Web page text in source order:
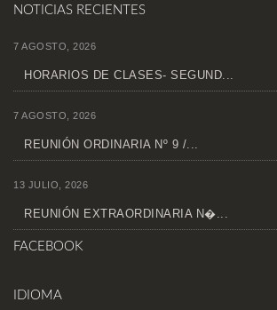
NOTICIAS RECIENTES
7 AGOSTO, 2026
HORARIOS DE CLASES- SEGUND...
7 AGOSTO, 2026
REUNIÓN ORDINARIA Nº 9 /...
13 JULIO, 2026
REUNIÓN EXTRAORDINARIA N�...
FACEBOOK
IDIOMA